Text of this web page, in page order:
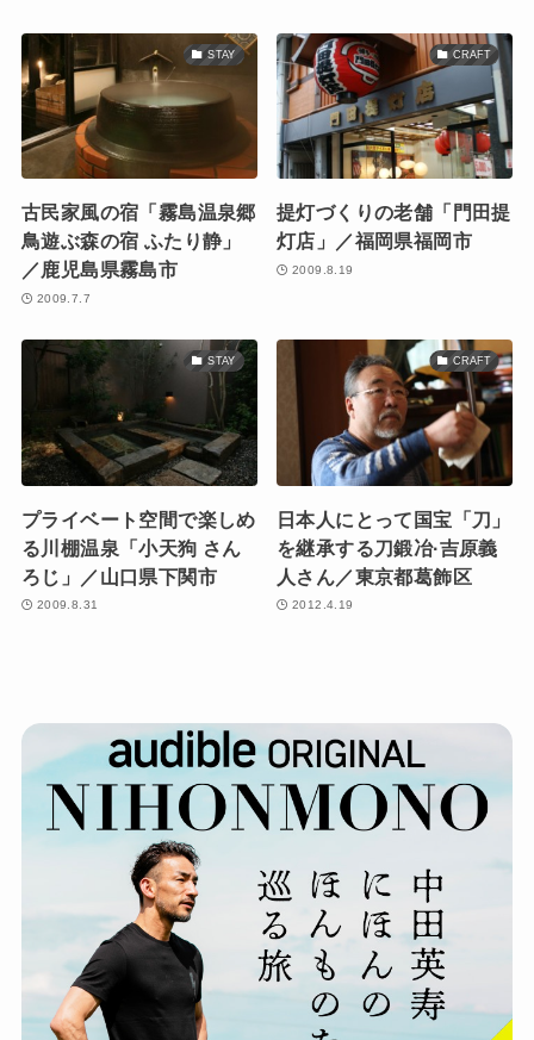
STAY
古民家風の宿「霧島温泉郷
鳥遊ぶ森の宿 ふたり静」
／鹿児島県霧島市
2009.7.7
CRAFT
提灯づくりの老舗「門田提
灯店」／福岡県福岡市
2009.8.19
STAY
プライベート空間で楽しめ
る川棚温泉「小天狗 さん
ろじ」／山口県下関市
2009.8.31
CRAFT
日本人にとって国宝「刀」
を継承する刀鍛冶·吉原義
人さん／東京都葛飾区
2012.4.19